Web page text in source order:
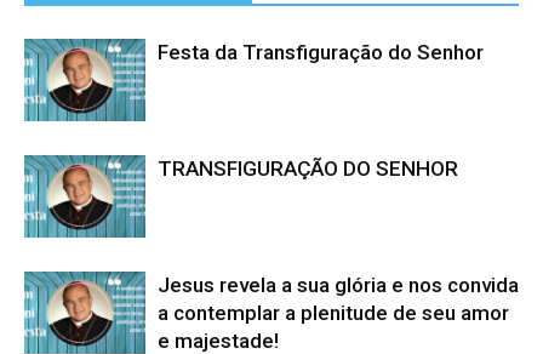
Festa da Transfiguração do Senhor
TRANSFIGURAÇÃO DO SENHOR
Jesus revela a sua glória e nos convida
a contemplar a plenitude de seu amor
e majestade!